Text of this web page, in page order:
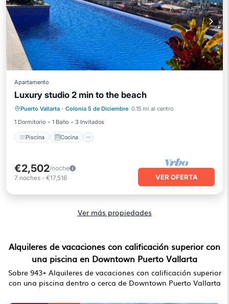
Apartamento
Luxury studio 2 min to the beach
Puerto Vallarta · Colonia 5 de Diciembre 0.15 mi al centro
1 Dormitorio
1 Baño 3 Invitados
Piscina Cocina
Piscina Cocina
Aire acondicionado
Internet
€2,502/noche
7 noches - €17,516 VER OFERTA
Ver más propiedades
Alquileres de vacaciones con calificación superior con
una piscina en Downtown Puerto Vallarta
Sobre 943+ Alquileres de vacaciones con calificación superior
con una piscina dentro o cerca de Downtown Puerto Vallarta